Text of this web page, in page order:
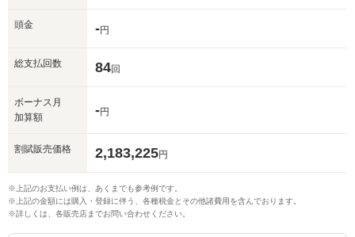
頭金 -円
総支払回数 84回
ボーナス月
加算額
-円
割賦販売価格 2,183,225円
※上記のお支払い例は、あくまでも参考例です。
※上記の金額には購入・登録に伴う、各種税金とその他諸費用を含んでおります。
※詳しくは、各販売店までお問い合わせください。